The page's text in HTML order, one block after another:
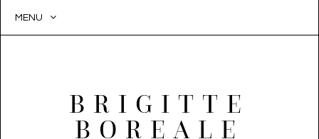
MENU
BRIGITTE
BOREALE